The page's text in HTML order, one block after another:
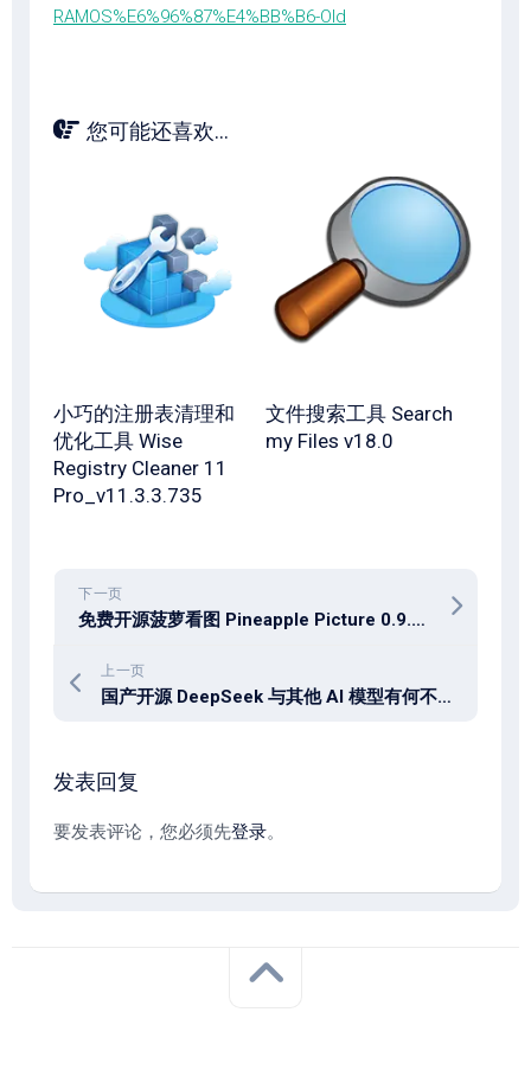
RAMOS%E6%96%87%E4%BB%B6-Old
您可能还喜欢...
小巧的注册表清理和
优化工具 Wise
Registry Cleaner 11
Pro_v11.3.3.735
文件搜索工具 Search
my Files v18.0
下一页
免费开源菠萝看图 Pineapple Picture 0.9.1 中文多语免费版
上一页
国产开源 DeepSeek 与其他 AI 模型有何不同？
发表回复
要发表评论，您必须先登录。